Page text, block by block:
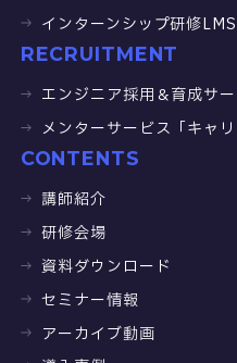
インターンシップ研修
RECRUITMENT
エンジニア採用＆育成サー
メンターサービス「キャリ
CONTENTS
講師紹介
研修会場
資料ダウンロード
セミナー情報
アーカイブ動画